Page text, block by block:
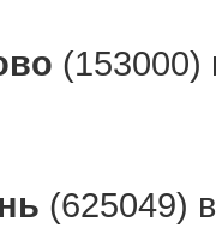
(625049)